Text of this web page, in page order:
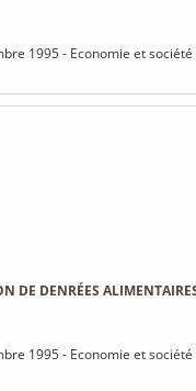
1995 - Economie et
DE DENRÉES
1995 - Economie et